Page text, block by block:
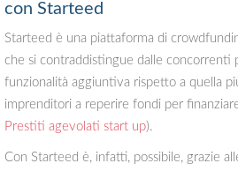
con Starteed
Starteed è una piattaforma di
che si contraddistingue dalle concorrenti
funzionalità aggiuntiva rispetto a quella
imprenditori a reperire fondi per
Prestiti agevolati start up).
Con Starteed è, infatti, possibile, grazie